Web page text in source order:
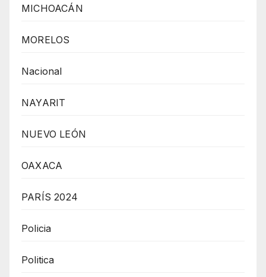
MICHOACÁN
MORELOS
Nacional
NAYARIT
NUEVO LEÓN
OAXACA
PARÍS 2024
Policia
Politica